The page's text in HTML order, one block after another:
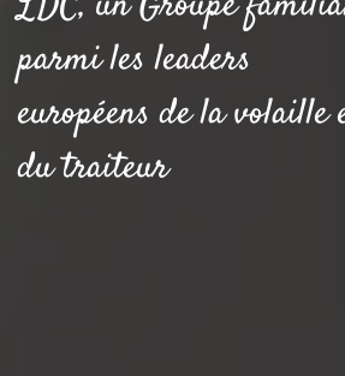
parmi les leaders
européens de la volaille
du traiteur